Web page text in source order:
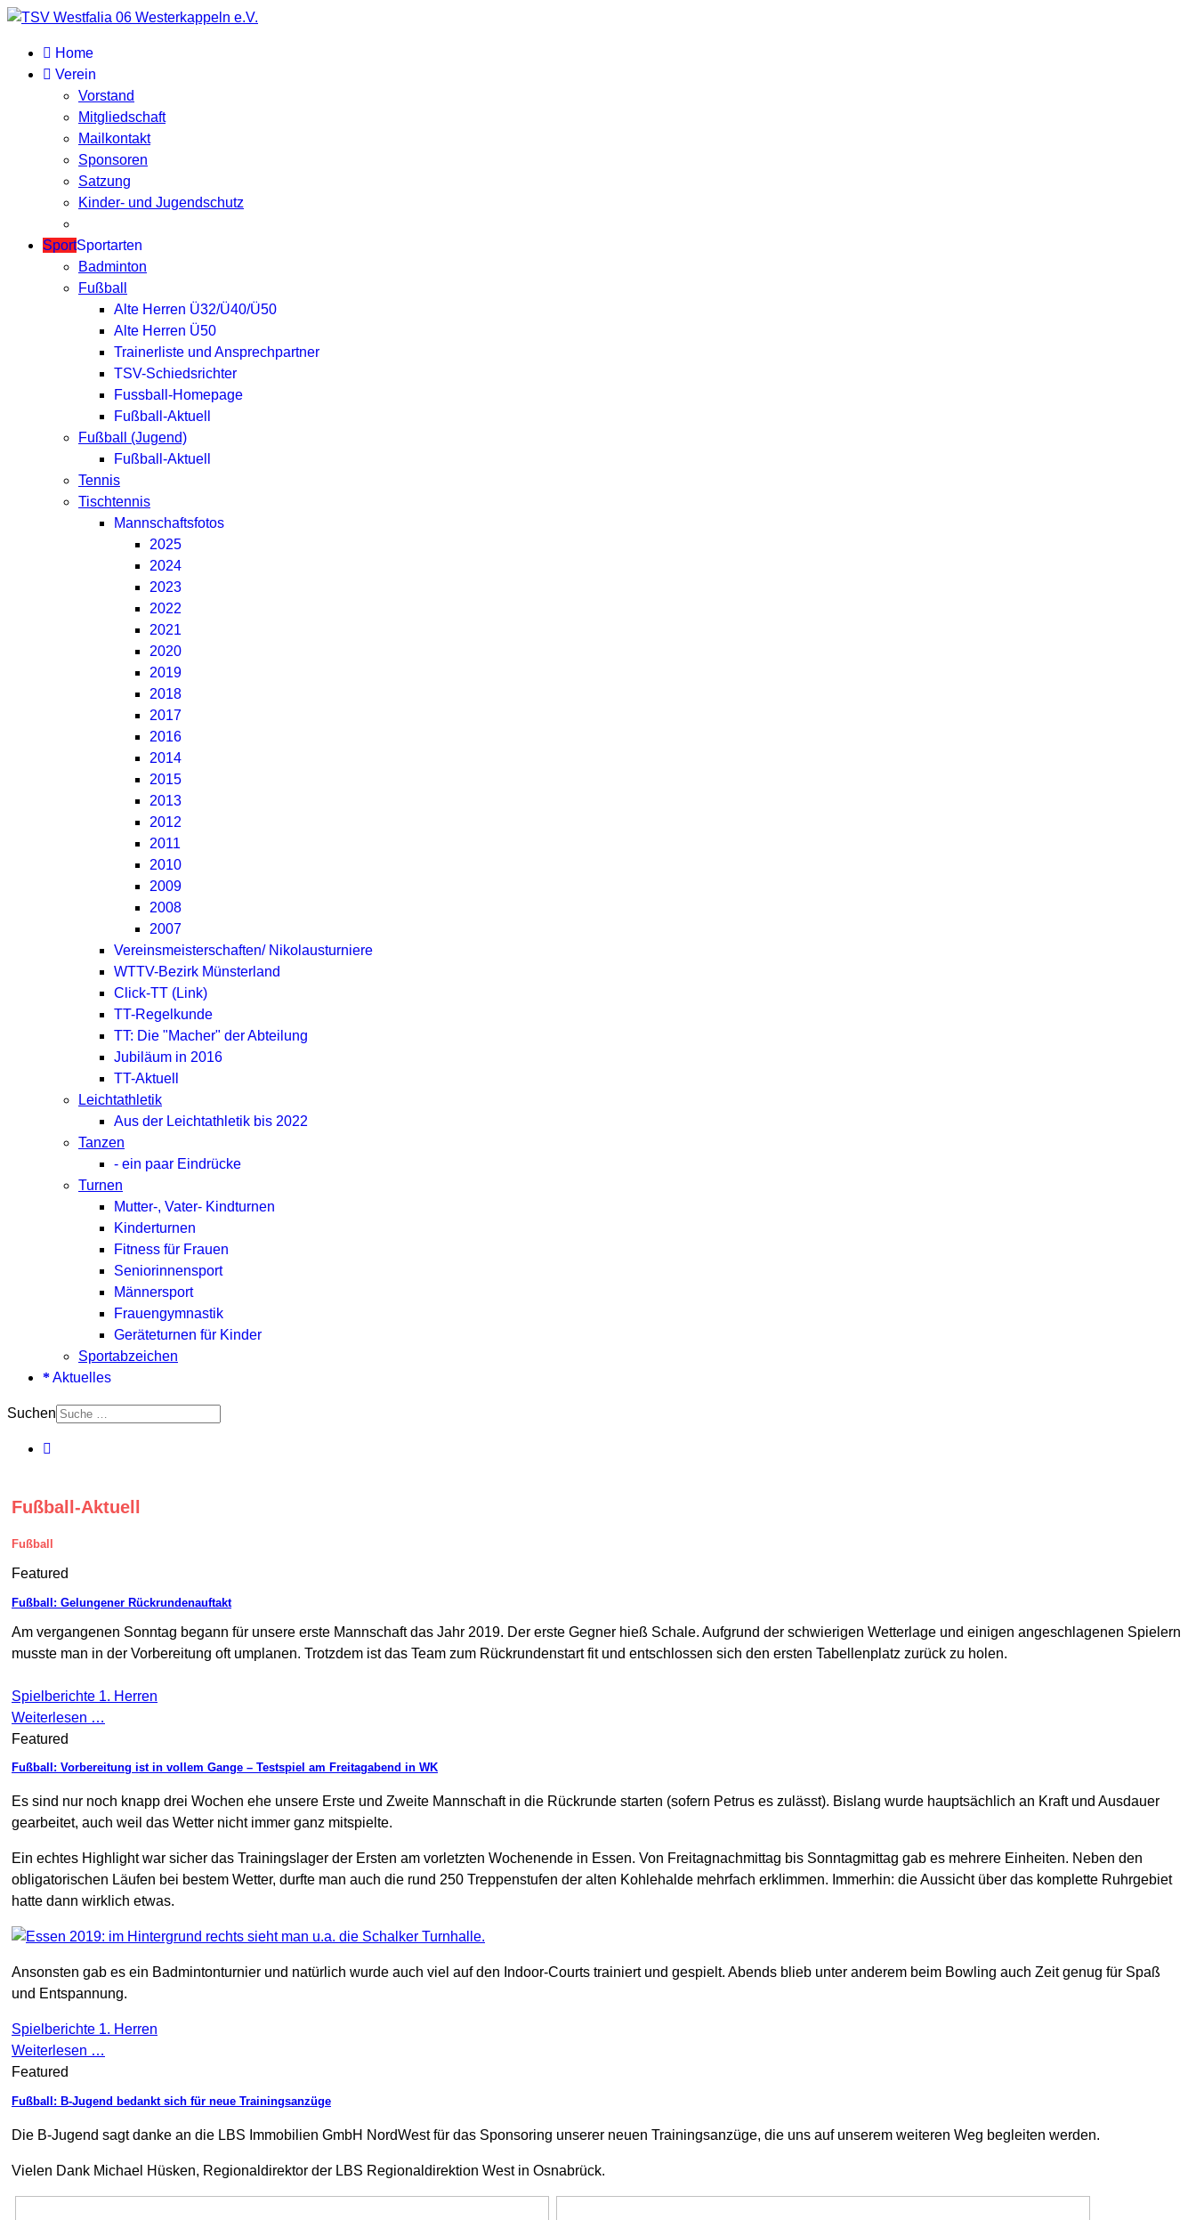
Home
Verein
Vorstand
Mitgliedschaft
Mailkontakt
Sponsoren
Satzung
Kinder- und Jugendschutz
SportSportarten
Badminton
Fußball
Alte Herren Ü32/Ü40/Ü50
Alte Herren Ü50
Trainerliste und Ansprechpartner
TSV-Schiedsrichter
Fussball-Homepage
Fußball-Aktuell
Fußball (Jugend)
Fußball-Aktuell
Tennis
Tischtennis
Mannschaftsfotos
2025
2024
2023
2022
2021
2020
2019
2018
2017
2016
2014
2015
2013
2012
2011
2010
2009
2008
2007
Vereinsmeisterschaften/ Nikolausturniere
WTTV-Bezirk Münsterland
Click-TT (Link)
TT-Regelkunde
TT: Die "Macher" der Abteilung
Jubiläum in 2016
TT-Aktuell
Leichtathletik
Aus der Leichtathletik bis 2022
Tanzen
- ein paar Eindrücke
Turnen
Mutter-, Vater- Kindturnen
Kinderturnen
Fitness für Frauen
Seniorinnensport
Männersport
Frauengymnastik
Geräteturnen für Kinder
Sportabzeichen
Aktuelles
Suchen
Fußball-Aktuell
Fußball
Featured
Fußball: Gelungener Rückrundenauftakt
Am vergangenen Sonntag begann für unsere erste Mannschaft das Jahr 2019. Der erste Gegner hieß Schale. Aufgrund der schwierigen Wetterlage und einigen angeschlagenen Spielern
musste man in der Vorbereitung oft umplanen. Trotzdem ist das Team zum Rückrundenstart fit und entschlossen sich den ersten Tabellenplatz zurück zu holen.
Spielberichte 1. Herren
Weiterlesen …
Featured
Fußball: Vorbereitung ist in vollem Gange – Testspiel am Freitagabend in WK
Es sind nur noch knapp drei Wochen ehe unsere Erste und Zweite Mannschaft in die Rückrunde starten (sofern Petrus es zulässt). Bislang wurde hauptsächlich an Kraft und Ausdauer
gearbeitet, auch weil das Wetter nicht immer ganz mitspielte.
Ein echtes Highlight war sicher das Trainingslager der Ersten am vorletzten Wochenende in Essen. Von Freitagnachmittag bis Sonntagmittag gab es mehrere Einheiten. Neben den
obligatorischen Läufen bei bestem Wetter, durfte man auch die rund 250 Treppenstufen der alten Kohlehalde mehrfach erklimmen. Immerhin: die Aussicht über das komplette Ruhrgebiet
hatte dann wirklich etwas.
Ansonsten gab es ein Badmintonturnier und natürlich wurde auch viel auf den Indoor-Courts trainiert und gespielt. Abends blieb unter anderem beim Bowling auch Zeit genug für Spaß
und Entspannung.
Spielberichte 1. Herren
Weiterlesen …
Featured
Fußball: B-Jugend bedankt sich für neue Trainingsanzüge
Die B-Jugend sagt danke an die LBS Immobilien GmbH NordWest für das Sponsoring unserer neuen Trainingsanzüge, die uns auf unserem weiteren Weg begleiten werden.
Vielen Dank Michael Hüsken, Regionaldirektor der LBS Regionaldirektion West in Osnabrück.